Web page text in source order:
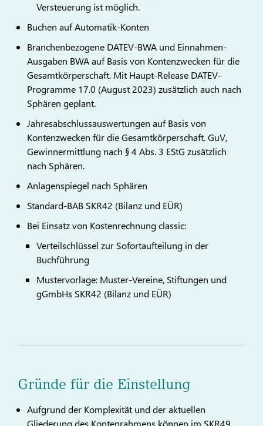
Versteuerung ist möglich.
Buchen auf Automatik-Konten
Branchenbezogene DATEV-BWA und Einnahmen-
Ausgaben BWA auf Basis von Kontenzwecken für die
Gesamtkörperschaft. Mit Haupt-Release DATEV-
Programme 17.0 (August 2023) zusätzlich auch nach
Sphären geplant.
Jahresabschlussauswertungen auf Basis von
Kontenzwecken für die Gesamtkörperschaft. GuV,
Gewinnermittlung nach § 4 Abs. 3 EStG zusätzlich
nach Sphären.
Anlagenspiegel nach Sphären
Standard-BAB SKR42 (Bilanz und EÜR)
Bei Einsatz von Kostenrechnung classic:
Verteilschlüssel zur Sofortaufteilung in der
Buchführung
Mustervorlage: Muster-Vereine, Stiftungen und
gGmbHs SKR42 (Bilanz und EÜR)
Gründe für die Einstellung
Aufgrund der Komplexität und der aktuellen